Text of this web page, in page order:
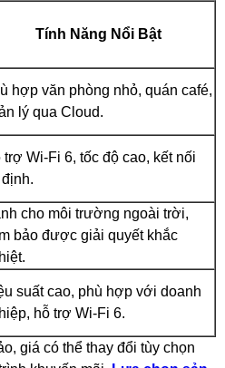
Tính Năng Nổi Bật
hợp văn phòng nhỏ, quán café,
lý qua Cloud.
trợ Wi-Fi 6, tốc độ cao, kết nối
cho môi trường ngoài trời,
bảo được giải quyết khắc
suất cao, phù hợp với doanh
hỗ trợ Wi-Fi 6.
giá có thể thay đổi tùy chọn